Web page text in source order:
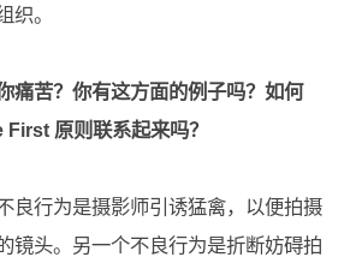
织。
痛苦？你有这方面的例子吗？如何
原则联系起来吗？
良行为是摄影师引诱猛禽，以便拍摄
镜头。另一个不良行为是折断妨碍拍